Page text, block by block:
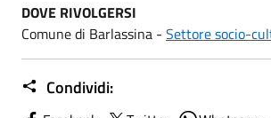
DOVE RIVOLGERSI
Comune di Barlassina - Settore socio-
Condividi: